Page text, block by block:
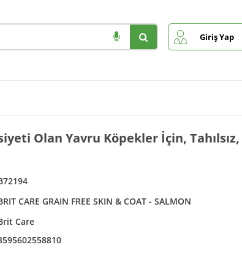
Giriş Yap
CARE GRAIN FREE SKIN & COAT - SALMON
Olan Yavru Köpekler İçin,
Care